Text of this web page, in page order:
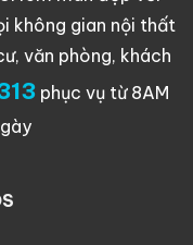
không gian nội thất
văn phòng, khách
phục vụ từ 8AM